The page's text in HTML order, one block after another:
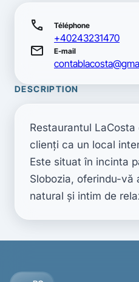
call Téléphone
+40243231470
mail E-mail
DESCRIPTION
Restaurantul
clienţi ca un local
Este situat în incinta
Slobozia, oferindu-vă
natural şi intim de